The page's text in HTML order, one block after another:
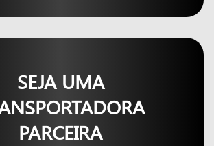
SEJA UMA
PARCEIRA